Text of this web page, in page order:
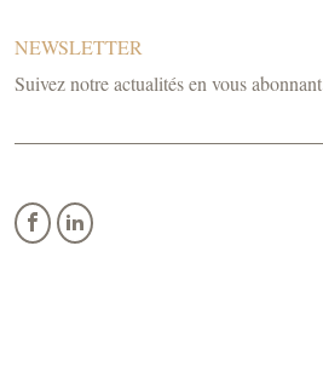
NEWSLETTER
Suivez notre actualités en vous abonnant